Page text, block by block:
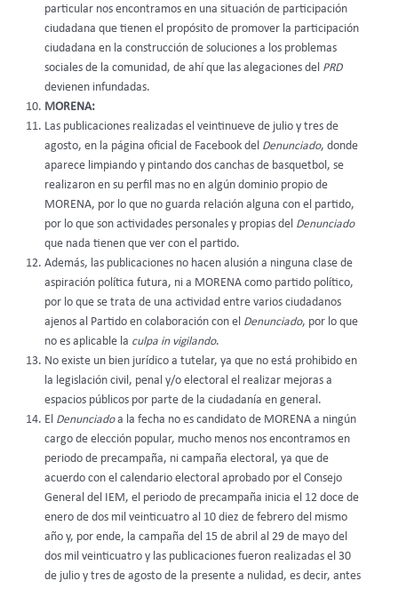
particular nos encontramos en una situación de participación
ciudadana que tienen el propósito de promover la participación
ciudadana en la construcción de soluciones a los problemas
sociales de la comunidad, de ahí que las alegaciones del PRD
devienen infundadas.
MORENA:
Las publicaciones realizadas el veintinueve de julio y tres de
agosto, en la página oficial de Facebook del Denunciado, donde
aparece limpiando y pintando dos canchas de basquetbol, se
realizaron en su perfil mas no en algún dominio propio de
MORENA, por lo que no guarda relación alguna con el partido,
por lo que son actividades personales y propias del Denunciado
que nada tienen que ver con el partido.
Además, las publicaciones no hacen alusión a ninguna clase de
aspiración política futura, ni a MORENA como partido político,
por lo que se trata de una actividad entre varios ciudadanos
ajenos al Partido en colaboración con el Denunciado, por lo que
no es aplicable la culpa in vigilando.
No existe un bien jurídico a tutelar, ya que no está prohibido en
la legislación civil, penal y/o electoral el realizar mejoras a
espacios públicos por parte de la ciudadanía en general.
El Denunciadoa la fecha no es candidato de MORENA a ningún
cargo de elección popular, mucho menos nos encontramos en
periodo de precampaña, ni campaña electoral, ya que de
acuerdo con el calendario electoral aprobado por el Consejo
General del IEM, el periodo de precampaña inicia el 12 doce de
enero de dos mil veinticuatro al 10 diez de febrero del mismo
año y, por ende, la campaña del 15 de abril al 29 de mayo del
dos mil veinticuatro y las publicaciones fueron realizadas el 30
de julio y tres de agosto de la presente a nulidad, es decir, antes